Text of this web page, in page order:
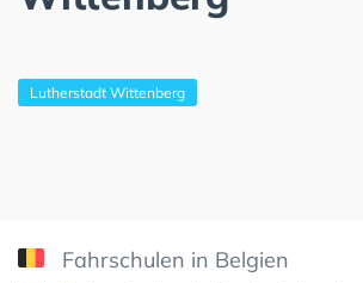
Lutherstadt Wittenberg
Fahrschulen in Belgien